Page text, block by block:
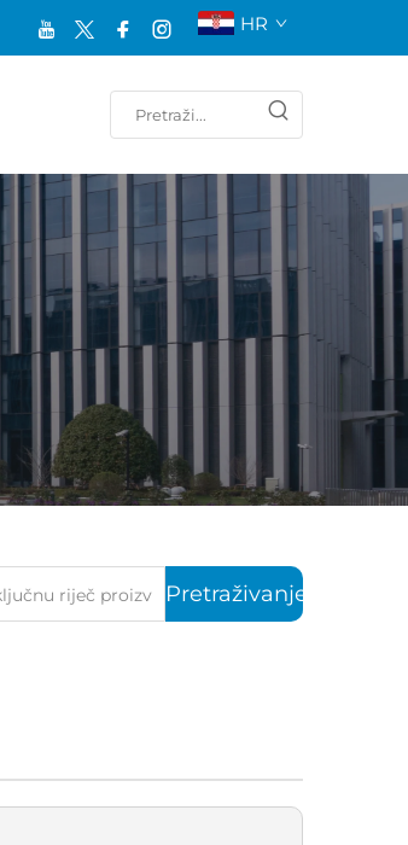
HR
Pretraživanje